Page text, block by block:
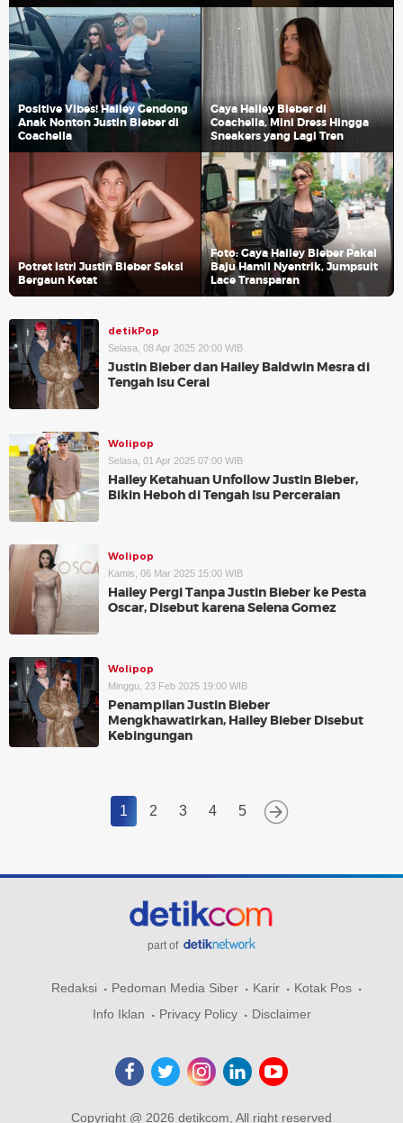
Positive Vibes! Hailey Gendong
Anak Nonton Justin Bieber di
Coachella
Gaya Hailey Bieber di
Coachella, Mini Dress Hingga
Sneakers yang Lagi Tren
Potret Istri Justin Bieber Seksi
Bergaun Ketat
Foto: Gaya Hailey Bieber Pakai
Baju Hamil Nyentrik, Jumpsuit
Lace Transparan
detikPop
Selasa, 08 Apr 2025 20:00 WIB
Justin Bieber dan Hailey Baldwin Mesra di
Tengah Isu Cerai
Wolipop
Selasa, 01 Apr 2025 07:00 WIB
Hailey Ketahuan Unfollow Justin Bieber,
Bikin Heboh di Tengah Isu Perceraian
Wolipop
Kamis, 06 Mar 2025 15:00 WIB
Hailey Pergi Tanpa Justin Bieber ke Pesta
Oscar, Disebut karena Selena Gomez
Wolipop
Minggu, 23 Feb 2025 19:00 WIB
Penampilan Justin Bieber
Mengkhawatirkan, Hailey Bieber Disebut
Kebingungan
1 2 3 4 5
part of
Redaksi Pedoman Media Siber Karir
Kotak Pos
Info Iklan
Privacy Policy Disclaimer
Copyright @ 2026 detikcom, All right reserved